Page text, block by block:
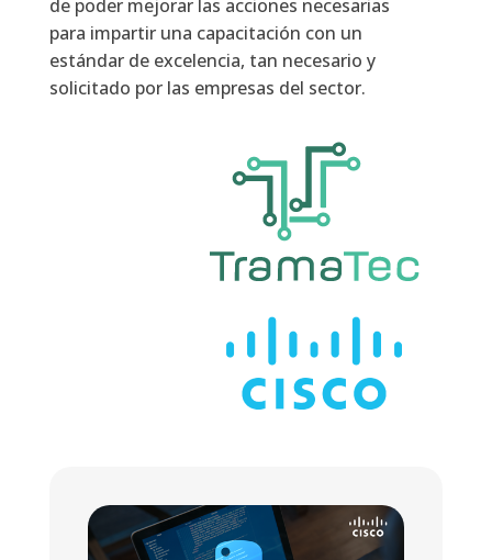
de poder mejorar las acciones necesarias
para impartir una capacitación con un
estándar de excelencia, tan necesario y
solicitado por las empresas del sector.